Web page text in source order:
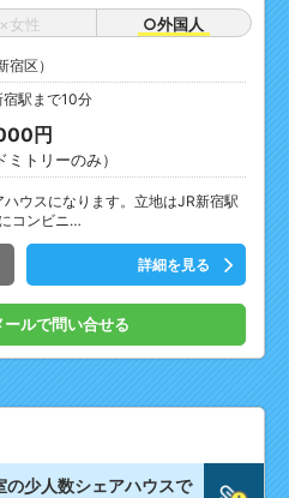
×女性 ○外国人
区）
宿駅まで10分
円
トリーのみ）
ウスになります。立地はJR新宿駅
コンビニ…
詳細を見る
ールで問い合せる
少人数シェアハウスで